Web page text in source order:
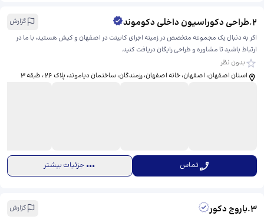
2
.طراحی دکوراسیون داخلی دکوموند
گزارش
اگر به دنبال یک مجموعه متخصص در زمینه اجرای کابینت در اصفهان و کیش هستید، با ما در
ارتباط باشید تا مشاوره و طراحی رایگان دریافت کنید.
بدون نظر
استان اصفهان، اصفهان، خانه اصفهان، رزمندگان، ​ساختمان دیاموند، پلاک 26 ، طبقه 3
تماس جزئیات بیشتر
3
.باروج دکور
گزارش